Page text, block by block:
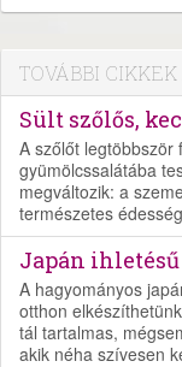
TOVÁBBI
Sült szőlős,
A szőlőt legtöbbször
gyümölcssalátába
megváltozik: a
természetes
Japán
A hagyományos
otthon
tál tartalmas,
akik néha szívesen